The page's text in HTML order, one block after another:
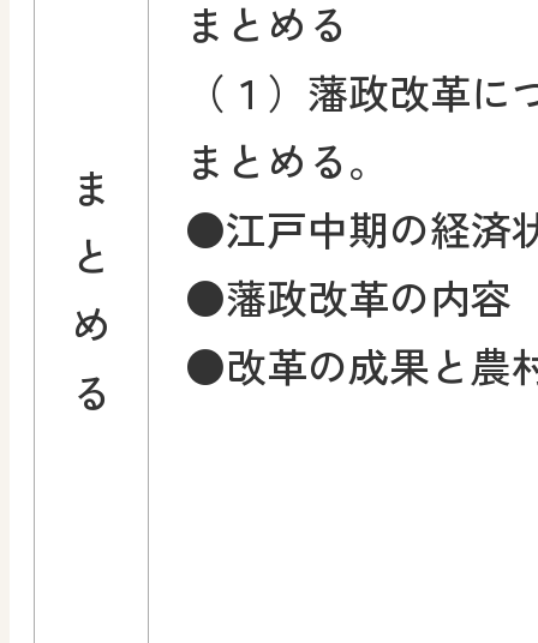
ま
と
め
る
まとめる
（１）藩政改革
まとめる。
●江戸中期の経済
●藩政改革の内容
●改革の成果と農